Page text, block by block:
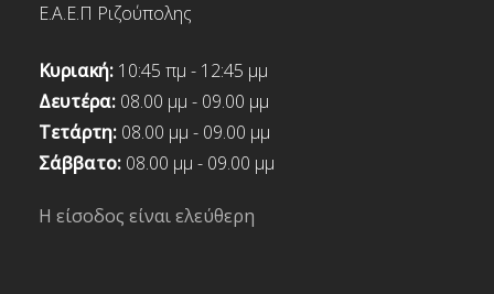
Ε.Α.Ε.Π Ριζούπολης
Κυριακή: 10:45 πμ - 12:45 μμ
Δευτέρα: 08.00 μμ - 09.00 μμ
Τετάρτη: 08.00 μμ - 09.00 μμ
Σάββατο: 08.00 μμ - 09.00 μμ
Η είσοδος είναι ελεύθερη